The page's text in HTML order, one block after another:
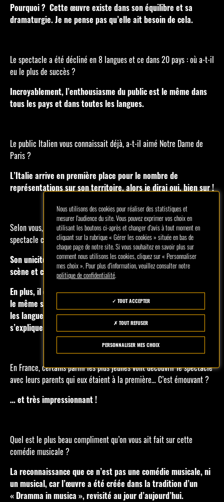
Pourquoi ? Cette œuvre existe dans son équilibre et sa
dramaturgie. Je ne pense pas qu’elle ait besoin de cela.
Le spectacle a été décliné en 8 langues et ce dans 20 pays : où a-t-il
eu le plus de succès ?
Incroyablement, l’enthousiasme du public est le même dans
tous les pays et dans toutes les langues.
Le public Italien vous connaissait déjà, a-t-il aimé Notre Dame de
Paris ?
L’Italie arrive en première place pour le nombre de
représentations sur son territoire, alors je dirai oui, bien sur !
Selon vous, qu’est ce qui a fait de « Notre Dame de Paris » un
spectacle culte ?
Son unicité dans tous les domaines, entre écriture, mise en
scène et chorégraphie, qui a fait naître un nouveau genre.
En plus, il est rare de voir des générations différentes aimer
le même spectacle, c’est ce qui se passe partout dans toutes
les langues. Chaque génération s’y retrouve et cela ne
s’explique pas.
En France, certains parmi les plus jeunes vont découvrir le spectacle
avec leurs parents qui eux étaient à la première… C’est émouvant ?
… et très impressionnant !
Quel est le plus beau compliment qu’on vous ait fait sur cette
comédie musicale ?
La reconnaissance que ce n’est pas une comédie musicale, ni
un musical, car l’œuvre a été créée dans la tradition d’un
« Dramma in musica », revisité au jour d’aujourd’hui.
Nous utilisons des cookies pour réaliser des statistiques et
mesurer l'audience du site. Vous pouvez exprimer vos choix en
utilisant les boutons ci-après et changer d’avis à tout moment en
cliquant sur la rubrique « Gérer les cookies » située en bas de
chaque page de notre site. Si vous souhaitez en savoir plus sur
comment nous utilisons les cookies, cliquez sur « Personnaliser
mes choix ». Pour plus d’information, veuillez consulter notre
politique de confidentialité.
TOUT ACCEPTER
TOUT REFUSER
PERSONNALISER MES CHOIX